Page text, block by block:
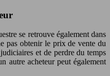
se retrouve également dans
pas obtenir le prix de vente du
et de perdre du temps
autre acheteur peut également